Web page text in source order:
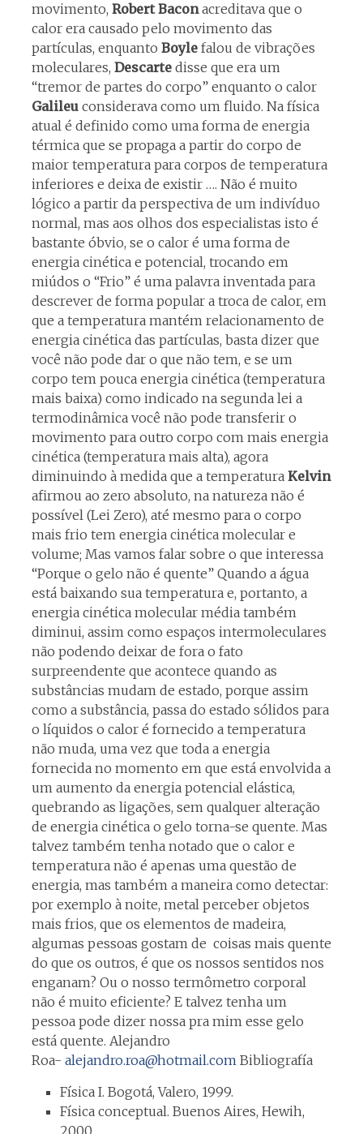
movimento, Robert Baconacreditava que o
calor era causado pelo movimento das
partículas, enquanto Boylefalou de vibrações
moleculares, Descartedisse que era um
“tremor de partes do corpo” enquanto o calor
Galileuconsiderava como um fluido. Na física
atual é definido como uma forma de energia
térmica que se propaga a partir do corpo de
maior temperatura para corpos de temperatura
inferiores e deixa de existir …. Não é muito
lógico a partir da perspectiva de um indivíduo
normal, mas aos olhos dos especialistas isto é
bastante óbvio, se o calor é uma forma de
energia cinética e potencial, trocando em
miúdos o “Frio” é uma palavra inventada para
descrever de forma popular a troca de calor, em
que a temperatura mantém relacionamento de
energia cinética das partículas, basta dizer que
você não pode dar o que não tem, e se um
corpo tem pouca energia cinética (temperatura
mais baixa) como indicado na segunda lei a
termodinâmica você não pode transferir o
movimento para outro corpo com mais energia
cinética (temperatura mais alta), agora
diminuindo à medida que a temperatura Kelvin
afirmou ao zero absoluto, na natureza não é
possível (Lei Zero), até mesmo para o corpo
mais frio tem energia cinética molecular e
volume; Mas vamos falar sobre o que interessa
“Porque o gelo não é quente” Quando a água
está baixando sua temperatura e, portanto, a
energia cinética molecular média também
diminui, assim como espaços intermoleculares
não podendo deixar de fora o fato
surpreendente que acontece quando as
substâncias mudam de estado, porque assim
como a substância, passa do estado sólidos para
o líquidos o calor é fornecido a temperatura
não muda, uma vez que toda a energia
fornecida no momento em que está envolvida a
um aumento da energia potencial elástica,
quebrando as ligações, sem qualquer alteração
de energia cinética o gelo torna-se quente. Mas
talvez também tenha notado que o calor e
temperatura não é apenas uma questão de
energia, mas também a maneira como detectar: ​​
por exemplo à noite, metal perceber objetos
mais frios, que os elementos de madeira,
algumas pessoas gostam de coisas mais quente
do que os outros, é que os nossos sentidos nos
enganam? Ou o nosso termômetro corporal
não é muito eficiente? E talvez tenha um
pessoa pode dizer nossa pra mim esse gelo
está quente. Alejandro
Roa- alejandro.roa@hotmail.comBibliografía
Física I. Bogotá, Valero, 1999.
Física conceptual. Buenos Aires, Hewih,
2000.